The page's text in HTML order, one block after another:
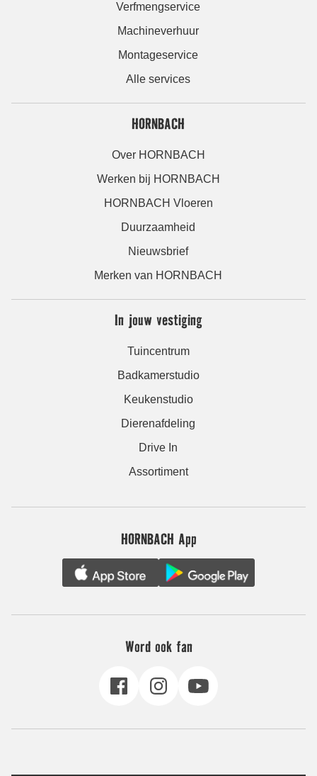
Verfmengservice
Machineverhuur
Montageservice
Alle services
HORNBACH
Over HORNBACH
Werken bij HORNBACH
HORNBACH Vloeren
Duurzaamheid
Nieuwsbrief
Merken van HORNBACH
In jouw vestiging
Tuincentrum
Badkamerstudio
Keukenstudio
Dierenafdeling
Drive In
Assortiment
HORNBACH App
Word ook fan